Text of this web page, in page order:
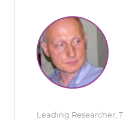
Leading Researcher,